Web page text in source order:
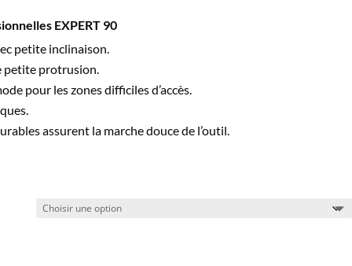
EXPERT 90
petite inclinaison.
petite protrusion.
pour les zones difficiles d’accès.
assurent la marche douce de l’outil.